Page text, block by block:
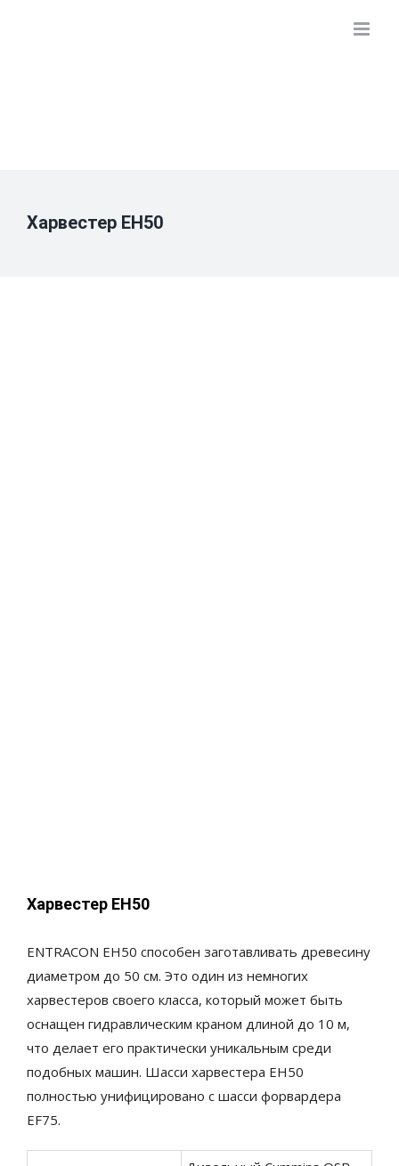
Харвестер EH50
Харвестер EH50
ENTRACON EH50 способен заготавливать древесину
диаметром до 50 см. Это один из немногих
харвестеров своего класса, который может быть
оснащен гидравлическим краном длиной до 10 м,
что делает его практически уникальным среди
подобных машин. Шасси харвестера EH50
полностью унифицировано с шасси форвардера
EF75.